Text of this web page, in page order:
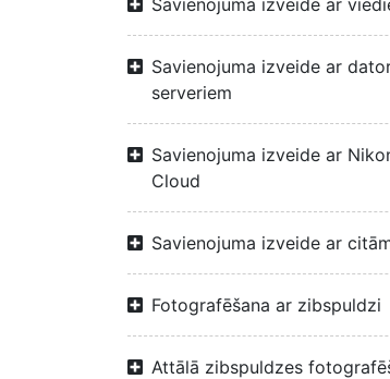
Savienojuma izveide ar
Savienojuma izveide ar
serveriem
Savienojuma izveide ar
Cloud
Savienojuma izveide ar
Fotografēšana ar zibspuldzi
Attālā zibspuldzes